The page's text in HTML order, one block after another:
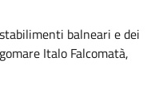
balneari e dei
Italo Falcomatà,